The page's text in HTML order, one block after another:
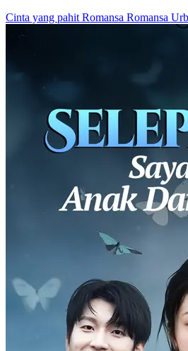
Cinta yang pahit Romansa Romansa